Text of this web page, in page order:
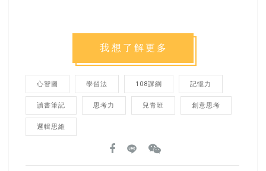
我想了解更多
心智圖 學習法 108課綱 記憶力
讀書筆記 思考力 兒青班 創意思考
邏輯思維